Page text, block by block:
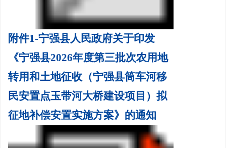
附件1-宁强县人民政府关于印发
《宁强县2026年度第三批次农用地
转用和土地征收（宁强县筒车河移
民安置点玉带河大桥建设项目）拟
征地补偿安置实施方案》的通知